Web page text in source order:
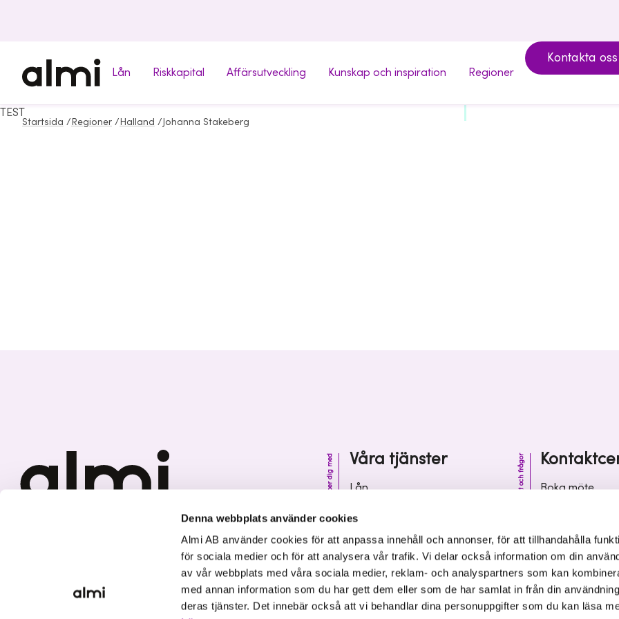
Denna webbplats använder cookies
Almi AB använder cookies för att anpassa innehåll och annonser, för att tillhandahålla
för sociala medier och för att analysera vår trafik. Vi delar också information om din
av vår webbplats med våra sociala medier, reklam- och analyspartners som kan
med annan information som du har gett dem eller som de har samlat in från din
deras tjänster. Det innebär också att vi behandlar dina personuppgifter som du kan läsa
Lån Riskkapital Affärsutveckling Kunskap och inspiration Regioner
Kontakta oss
Startsida / Regioner / Halland / Johanna Stakeberg
TEST
Våra tjänster
Vi hjälper dig med
Lån
Affärsutveckling
Kunskap och inspiration
Kontakt och frågor
Boka möte
Vanliga frågor